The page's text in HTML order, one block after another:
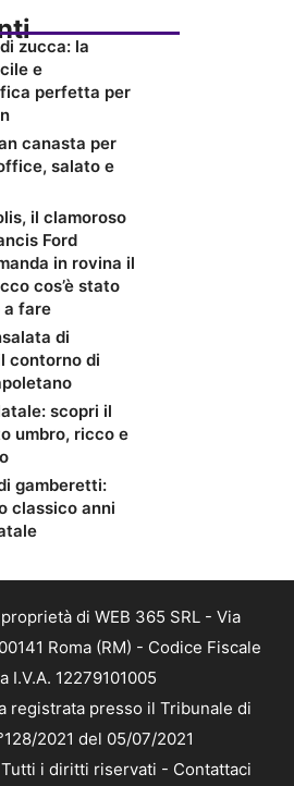
zucca: la
e
perfetta per
canasta per
salato e
il clamoroso
Ford
in rovina il
cos’è stato
fare
di
contorno di
scopri il
umbro, ricco e
gamberetti:
classico anni
di WEB 365 SRL - Via
Roma (RM) - Codice Fiscale
I.V.A. 12279101005
registrata presso il Tribunale di
2021 del 05/07/2021
i diritti riservati - Contattaci